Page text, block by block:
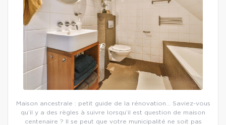
Maison ancestrale : petit guide de la rénovation… Saviez-vous
qu’il y a des règles à suivre lorsqu’il est question de maison
centenaire ? Il se peut que votre municipalité ne soit pas